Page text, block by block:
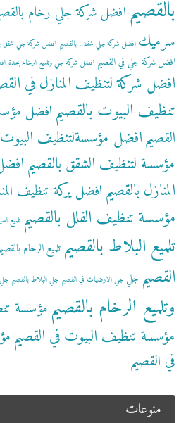
بالقصيم افضل شركة جلي رخام
سرميك افضل شركة جلي شفف بالقصيم افضل شركة جلي شقق
افضل شركة جلي في القصيم افضل شركة جلي وتلميع الرخام بحدة
افضل شركة لتنظيف المنازل في
تنظيف البيوت بالقصيمافضل
القصيمافضل مؤسسةلتنظيف
مؤسسة لتنظيف الشقق بالقصيم
المنازل بالقصيمافضل يركة تنظيف
مؤسسة تنظيف الفلل بالقصيم تلميع
تلميع البلاط بالقصيم تلميع الرخام
القصيم جلي جلي الارضيات في القصيم جلي البلاط بالقصيم
وتلميع الرخام بالقصيممؤسسة
مؤسسة تنظيف البيوت في القصيم
في القصيم
منوعات